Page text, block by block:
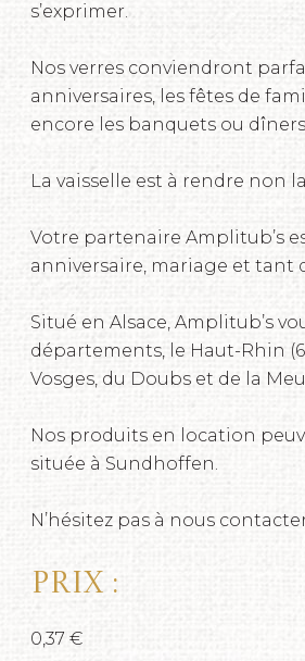
s’exprimer.
Nos verres conviendront
anniversaires, les fêtes de
encore les banquets ou
La vaisselle est à rendre non
Votre partenaire Amplitub’s
anniversaire, mariage et tant
Situé en Alsace, Amplitub’s
départements, le Haut-Rhin
Vosges, du Doubs et de la
Nos produits en location
située à Sundhoffen.
N’hésitez pas à nous
Prix :
0,37 €